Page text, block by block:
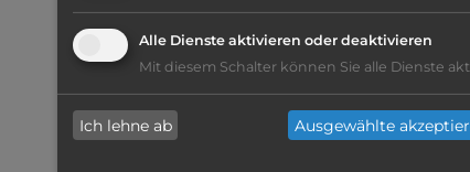
Service: mittelmäßig, das
vorhanden
nur Barzahlung
Alle Dienste aktivieren oder deaktivieren
Mit diesem Schalter können Sie alle Dienste
Ich lehne ab Ausgewählte